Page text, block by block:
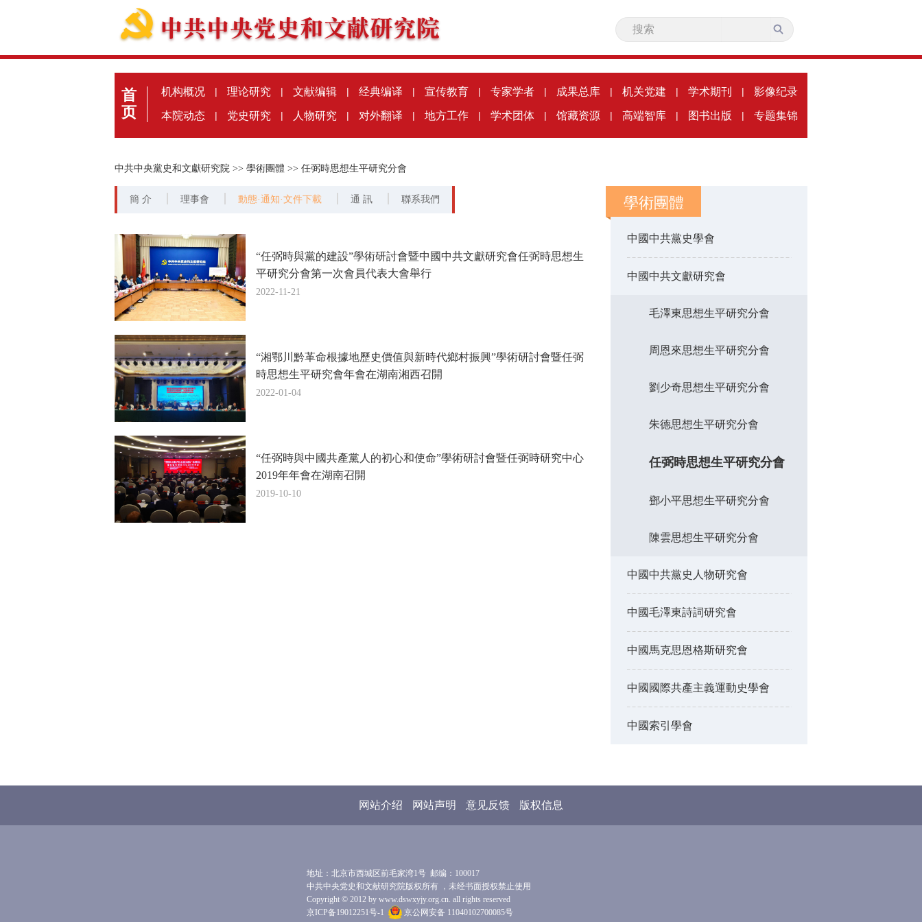
首
页
机构概况 | 理论研究 | 文献编辑 | 经典编译 | 宣传教育 | 专家学者 | 成果总库 | 机关党建 | 学术期刊 | 影像纪录
本院动态 | 党史研究 | 人物研究 | 对外翻译 | 地方工作 | 学术团体 | 馆藏资源 | 高端智库 | 图书出版 | 专题集锦
中共中央黨史和文獻研究院 >> 學術團體 >> 任弼時思想生平研究分會
簡 介 理事會 動態·通知·文件下載 通 訊 聯系我們
“任弼時與黨的建設”學術研討會暨中國中共文獻研究會任弼時思想生
平研究分會第一次會員代表大會舉行
2022-11-21
“湘鄂川黔革命根據地歷史價值與新時代鄉村振興”學術研討會暨任弼
時思想生平研究會年會在湖南湘西召開
2022-01-04
“任弼時與中國共產黨人的初心和使命”學術研討會暨任弼時研究中心
2019年年會在湖南召開
2019-10-10
學術團體
中國中共黨史學會
中國中共文獻研究會
毛澤東思想生平研究分會
周恩來思想生平研究分會
劉少奇思想生平研究分會
朱德思想生平研究分會
任弼時思想生平研究分會
鄧小平思想生平研究分會
陳雲思想生平研究分會
中國中共黨史人物研究會
中國毛澤東詩詞研究會
中國馬克思恩格斯研究會
中國國際共產主義運動史學會
中國索引學會
网站介绍 网站声明 意见反馈 版权信息
地址：北京市西城区前毛家湾1号 邮编：100017
中共中央党史和文献研究院版权所有 ，未经书面授权禁止使用
Copyright © 2012 by www.dswxyjy.org.cn. all rights reserved
京ICP备19012251号-1
京公网安备 11040102700085号